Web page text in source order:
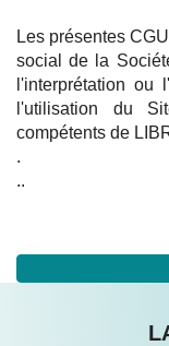
Les présentes
social de la
l'interprétation ou
l'utilisation du
compétents de
.
..